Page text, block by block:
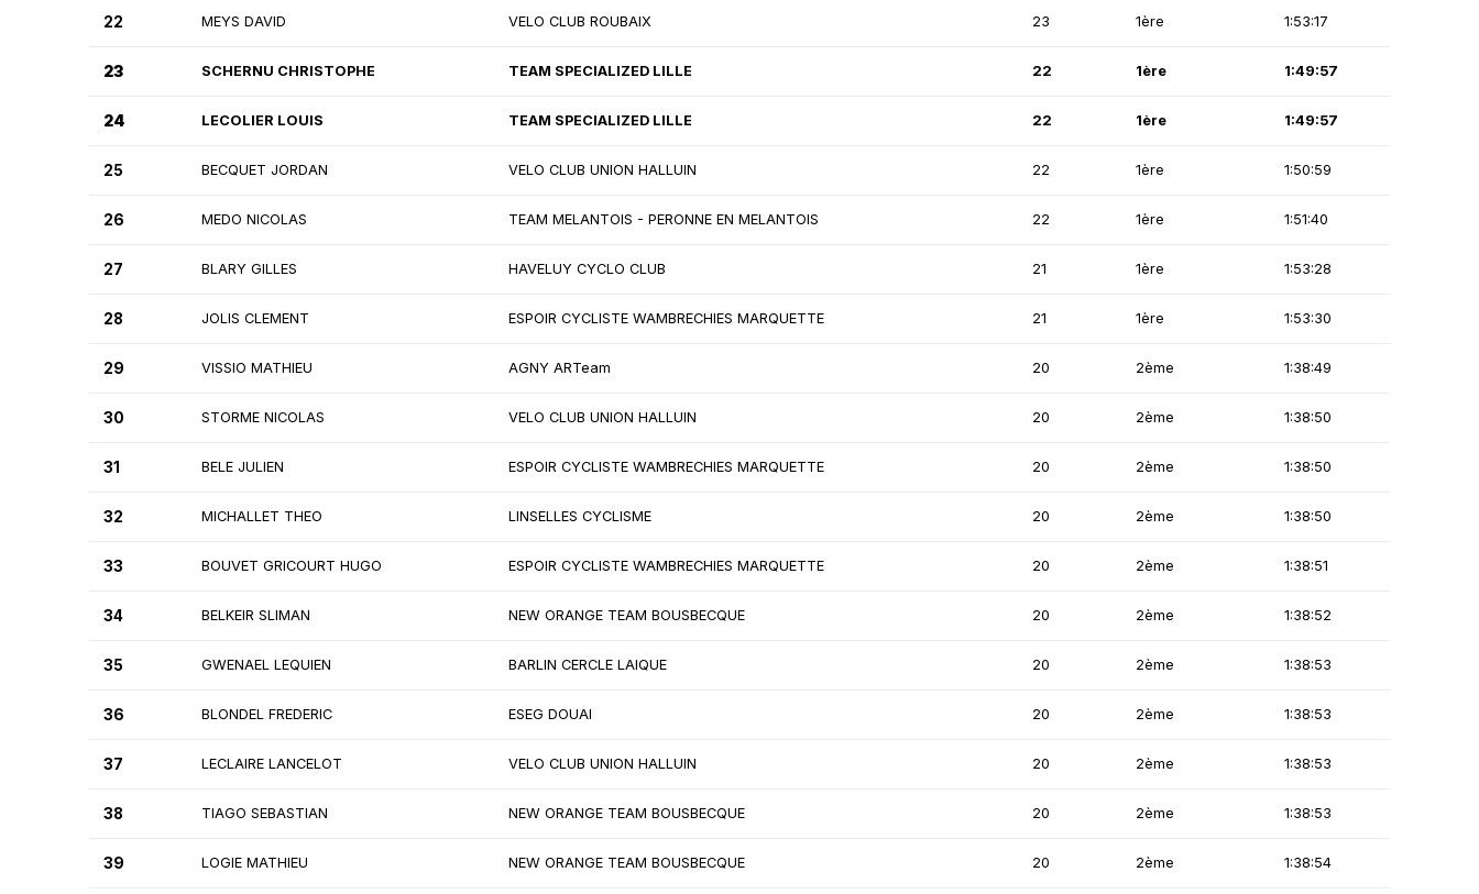
22 MEYS DAVID VELO CLUB ROUBAIX 23 1ère 1:53:17
23 SCHERNU CHRISTOPHE TEAM SPECIALIZED LILLE 22 1ère 1:49:57
24 LECOLIER LOUIS TEAM SPECIALIZED LILLE 22 1ère 1:49:57
25 BECQUET JORDAN VELO CLUB UNION HALLUIN 22 1ère 1:50:59
26 MEDO NICOLAS TEAM MELANTOIS - PERONNE EN MELANTOIS 22 1ère 1:51:40
27 BLARY GILLES HAVELUY CYCLO CLUB 21 1ère 1:53:28
28 JOLIS CLEMENT ESPOIR CYCLISTE WAMBRECHIES MARQUETTE 21 1ère 1:53:30
29 VISSIO MATHIEU AGNY ARTeam 20 2ème 1:38:49
30 STORME NICOLAS VELO CLUB UNION HALLUIN 20 2ème 1:38:50
31 BELE JULIEN ESPOIR CYCLISTE WAMBRECHIES MARQUETTE 20 2ème 1:38:50
32 MICHALLET THEO LINSELLES CYCLISME 20 2ème 1:38:50
33 BOUVET GRICOURT HUGO ESPOIR CYCLISTE WAMBRECHIES MARQUETTE 20 2ème 1:38:51
34 BELKEIR SLIMAN NEW ORANGE TEAM BOUSBECQUE 20 2ème 1:38:52
35 GWENAEL LEQUIEN BARLIN CERCLE LAIQUE 20 2ème 1:38:53
36 BLONDEL FREDERIC ESEG DOUAI 20 2ème 1:38:53
37 LECLAIRE LANCELOT VELO CLUB UNION HALLUIN 20 2ème 1:38:53
38 TIAGO SEBASTIAN NEW ORANGE TEAM BOUSBECQUE 20 2ème 1:38:53
39 LOGIE MATHIEU NEW ORANGE TEAM BOUSBECQUE 20 2ème 1:38:54